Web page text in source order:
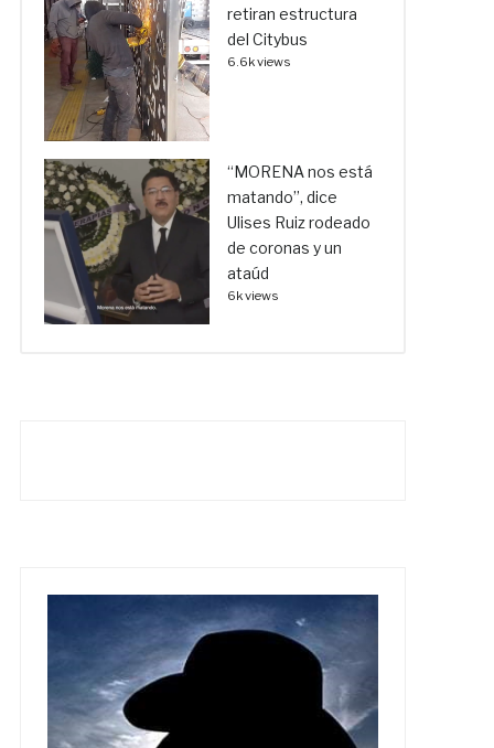
retiran estructura
del Citybus
6.6k views
“MORENA nos está
matando”, dice
Ulises Ruiz rodeado
de coronas y un
ataúd
6k views